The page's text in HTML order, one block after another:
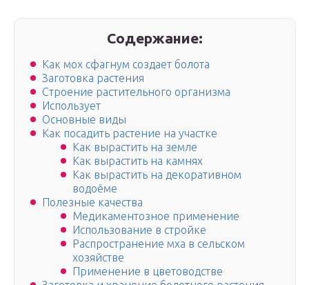
Содержание:
Как мох сфагнум создает болота
Заготовка растения
Строение растительного организма
Использует
Основные виды
Как посадить растение на участке
Как вырастить на земле
Как вырастить на камнях
Как вырастить на декоративном
водоёме
Полезные качества
Медикаментозное применение
Использование в стройке
Распространение мха в сельском
хозяйстве
Применение в цветоводстве